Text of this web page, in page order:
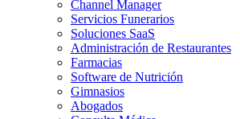
Channel Manager
Servicios Funerarios
Soluciones SaaS
Administración de Restaurantes
Farmacias
Software de Nutrición
Gimnasios
Abogados